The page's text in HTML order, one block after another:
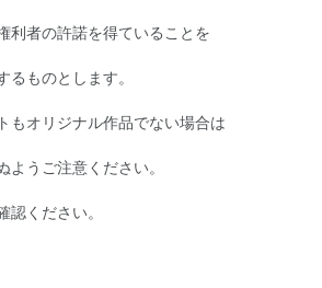
利者の許諾を得ていることを
ものとします。
もオリジナル作品でない場合は
うご注意ください。
認ください。